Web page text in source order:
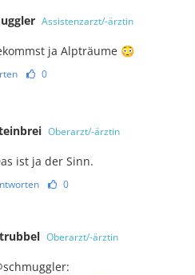
Assistenzarzt/-ärztin
ja Alpträume 😳
0
Oberarzt/-ärztin
ist ja der Sinn.
0
Oberarzt/-ärztin